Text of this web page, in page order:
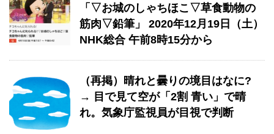
「▽お城のしゃちほこ▽草食動物の
筋肉▽鉛筆」 2020年12月19日（土）
NHK総合 午前8時15分から
（再掲）晴れと曇りの境目はなに?
→ 目で見て空が「2割 青い」で晴
れ。気象庁監視員が目視で判断